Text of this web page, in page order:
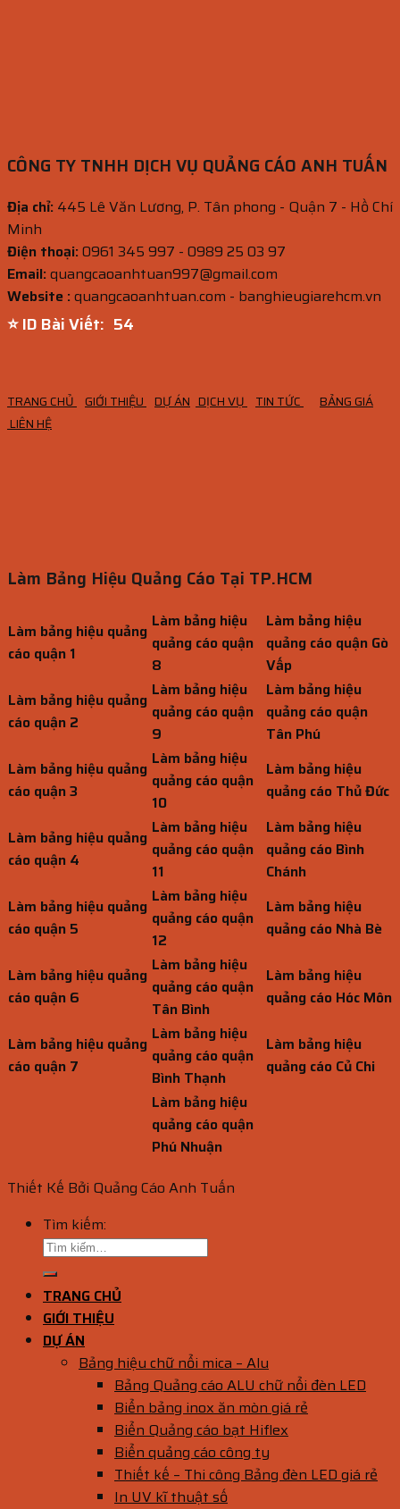
CÔNG TY TNHH DỊCH VỤ QUẢNG CÁO ANH TUẤN
Địa chỉ: 445 Lê Văn Lương, P. Tân phong - Quận 7 - Hồ Chí
Minh
Điện thoại:0961 345 997 - 0989 25 03 97
Email:quangcaoanhtuan997@gmail.com
Website :quangcaoanhtuan.com - banghieugiarehcm.vn
⭐ ID Bài Viết: 53
TRANG CHỦ GIỚI THIỆU DỰ ÁN DỊCH VỤ TIN TỨC
BẢNG GIÁ
LIÊN HỆ
Làm Bảng Hiệu Quảng Cáo Tại TP.HCM
Làm bảng hiệu quảng
cáo quận 1
Làm bảng hiệu
quảng cáo quận
8
Làm bảng hiệu
quảng cáo quận Gò
Vấp
Làm bảng hiệu quảng
cáo quận 2
Làm bảng hiệu
quảng cáo quận
9
Làm bảng hiệu
quảng cáo quận
Tân Phú
Làm bảng hiệu quảng
cáo quận 3
Làm bảng hiệu
quảng cáo quận
10
Làm bảng hiệu
quảng cáo Thủ Đức
Làm bảng hiệu quảng
cáo quận 4
Làm bảng hiệu
quảng cáo quận
11
Làm bảng hiệu
quảng cáo Bình
Chánh
Làm bảng hiệu quảng
cáo quận 5
Làm bảng hiệu
quảng cáo quận
12
Làm bảng hiệu
quảng cáo Nhà Bè
Làm bảng hiệu quảng
cáo quận 6
Làm bảng hiệu
quảng cáo quận
Tân Bình
Làm bảng hiệu
quảng cáo Hóc Môn
Làm bảng hiệu quảng
cáo quận 7
Làm bảng hiệu
quảng cáo quận
Bình Thạnh
Làm bảng hiệu
quảng cáo Củ Chi
Làm bảng hiệu
quảng cáo quận
Phú Nhuận
Thiết Kế Bởi Quảng Cáo Anh Tuấn
Tìm kiếm:
TRANG CHỦ
GIỚI THIỆU
DỰ ÁN
Bảng hiệu chữ nổi mica – Alu
Bảng Quảng cáo ALU chữ nổi đèn LED
Biển bảng inox ăn mòn giá rẻ
Biển Quảng cáo bạt Hiflex
Biển quảng cáo công ty
Thiết kế – Thi công Bảng đèn LED giá rẻ
In UV kĩ thuật số